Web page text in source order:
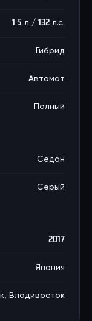
1.5 л / 132 л.с.
Гибрид
Автомат
Полный
Седан
Серый
2017
Япония
Владивосток